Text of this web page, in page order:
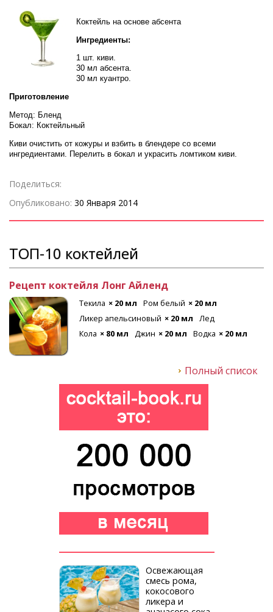
Коктейль на основе абсента
Ингредиенты:
1 шт. киви.
30 мл абсента.
30 мл куантро.
Приготовление
Метод: Бленд
Бокал: Коктейльный
Киви очистить от кожуры и взбить в блендере со всеми
ингредиентами. Перелить в бокал и украсить ломтиком киви.
Поделиться:
Опубликовано: 30 Января 2014
ТОП-10 коктейлей
Рецепт коктейля Лонг Айленд
Текила × 20 мл Ром белый × 20 мл
Ликер апельсиновый × 20 мл
Лед
Кола × 80 мл Джин × 20 мл Водка × 20 мл
Полный список
Освежающая
смесь рома,
кокосового
ликера и